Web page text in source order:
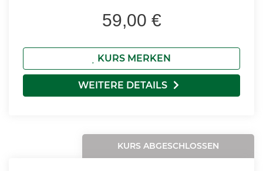
59,00 €
KURS MERKEN
WEITERE DETAILS
KURS ABGESCHLOSSEN